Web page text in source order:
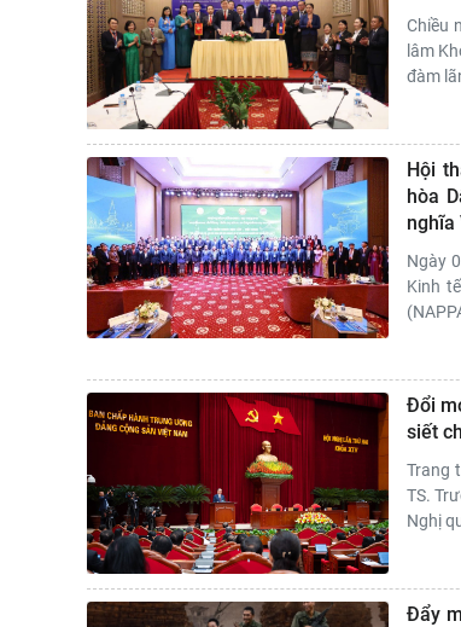
Chiều
lâm
đàm
Hội
hòa
nghĩa
Ngày
Kinh
Đổi
siết
Trang
TS.
Nghị
Đẩy